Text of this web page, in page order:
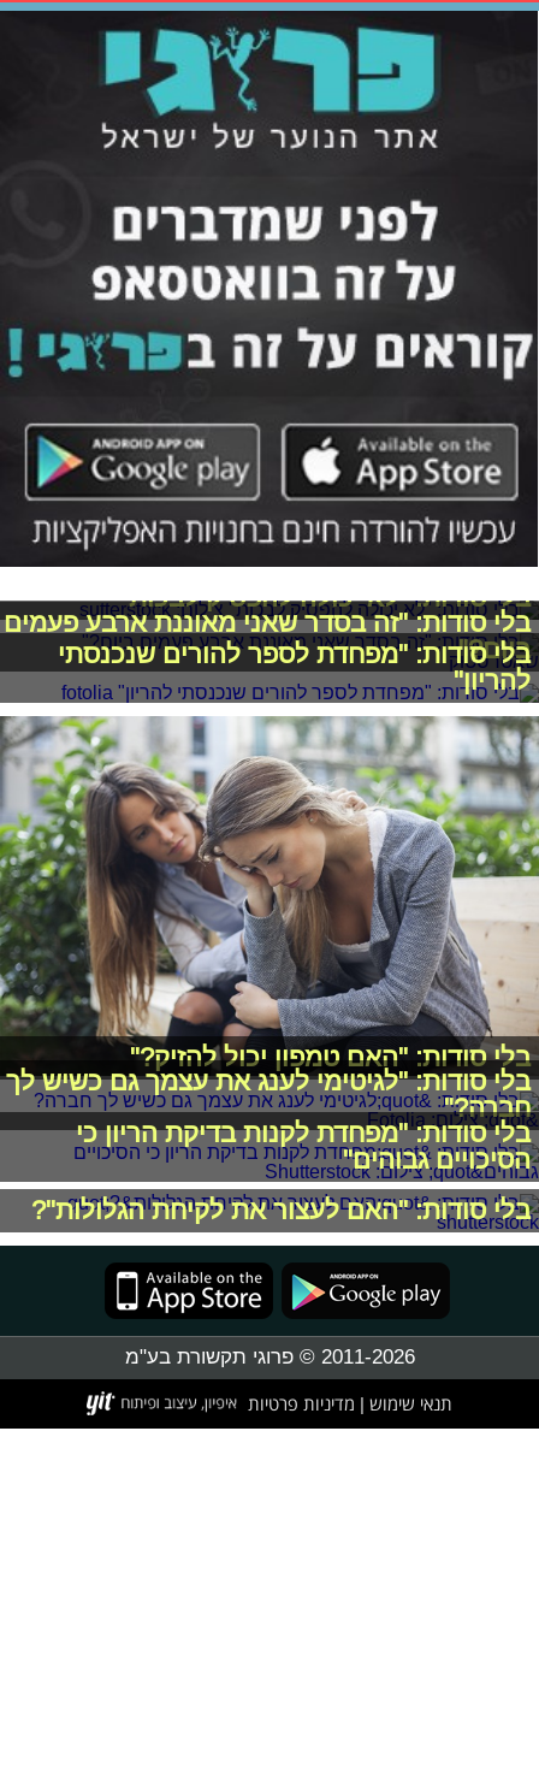
בלי סודות: "לא יכולה להפסיק לבכות"
בלי סודות: "זה בסדר שאני מאוננת ארבע פעמים
ביום?"
בלי סודות: "מפחדת לספר להורים שנכנסתי
להריון"
בלי סודות: "האם טמפון יכול להזיק?"
בלי סודות: "לגיטימי לענג את עצמך גם כשיש לך
חברה?"
בלי סודות: "מפחדת לקנות בדיקת הריון כי
הסיכויים גבוהים"
בלי סודות: "האם לעצור את לקיחת הגלולות"?
2011-2026 © פרוגי תקשורת בע"מ
תנאי שימוש | מדיניות פרטיות